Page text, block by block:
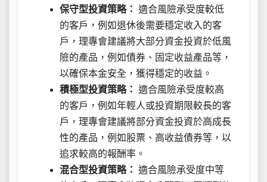
保守型投資策略： 適合風險承受度較低
的客戶，例如退休後需要穩定收入的客
戶，理專會建議將大部分資金投資於低風
險的產品，例如債券、固定收益產品等，
以確保本金安全，獲得穩定的收益。
積極型投資策略： 適合風險承受度較高
的客戶，例如年輕人或投資期限較長的客
戶，理專會建議將部分資金投資於高成長
性的產品，例如股票、高收益債券等，以
追求較高的報酬率。
混合型投資策略： 適合風險承受度中等